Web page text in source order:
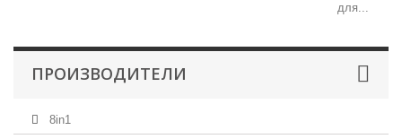
для...
ПРОИЗВОДИТЕЛИ
8in1